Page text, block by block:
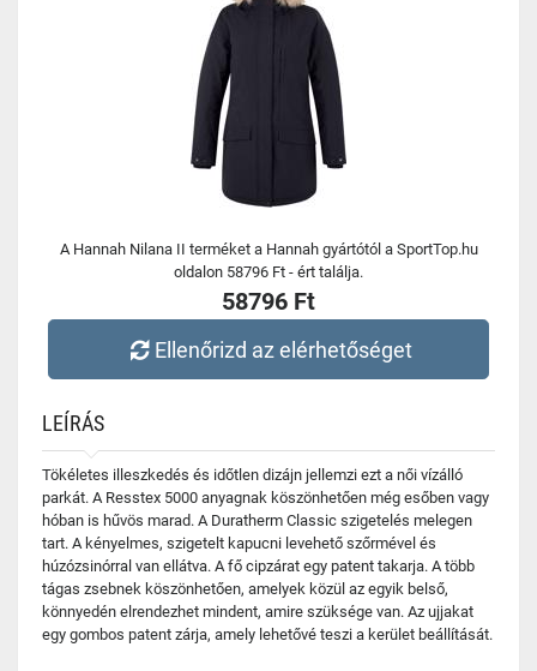
A Hannah Nilana II terméket a Hannah gyártótól a SportTop.hu
oldalon 58796 Ft - ért találja.
58796 Ft
Ellenőrizd az elérhetőséget
LEÍRÁS
Tökéletes illeszkedés és időtlen dizájn jellemzi ezt a női vízálló
parkát. A Resstex 5000 anyagnak köszönhetően még esőben vagy
hóban is hűvös marad. A Duratherm Classic szigetelés melegen
tart. A kényelmes, szigetelt kapucni levehető szőrmével és
húzózsinórral van ellátva. A fő cipzárat egy patent takarja. A több
tágas zsebnek köszönhetően, amelyek közül az egyik belső,
könnyedén elrendezhet mindent, amire szüksége van. Az ujjakat
egy gombos patent zárja, amely lehetővé teszi a kerület beállítását.